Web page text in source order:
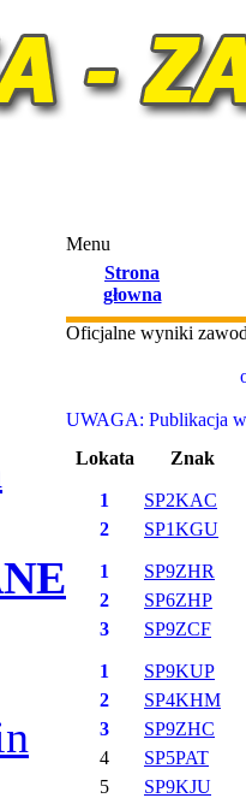
Menu
Strona
głowna
Oficjalne wyniki
UWAGA: Publikacja
Lokata
Znak
1
SP2KAC
2
SP1KGU
1
SP9ZHR
2
SP6ZHP
3
SP9ZCF
1
SP9KUP
2
SP4KHM
3
SP9ZHC
4
SP5PAT
5
SP9KJU